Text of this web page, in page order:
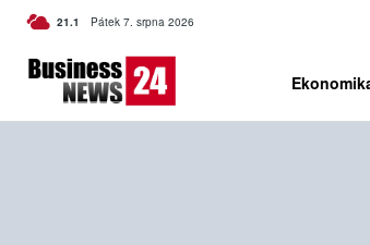
21.1 C Czech
Pátek 7. srpna 2026